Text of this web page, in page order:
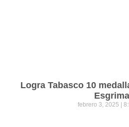
Logra Tabasco 10
Esgrima
febrero 3, 2025